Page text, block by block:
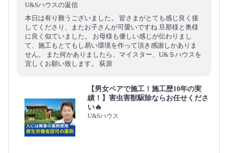
U&Sハウスの返信
本日は有り難うございました。 皆さまがとても感じ良く接
してくださり、またお子さんが可愛いですね 旦那様と奥様
に良く似ていました。 お母様も優しい感じが伝わりまし
て、施工もとてもし易い環境を作って頂き感謝しかありま
せん。 また何かありましたら、マイスター、U&Ｓハウスを
宜しくお願い致します。 荻原
【男女ペアで施工！施工歴10年の実
績！】害虫害獣駆除ならお任せくださ
い🔥
U&Sハウス